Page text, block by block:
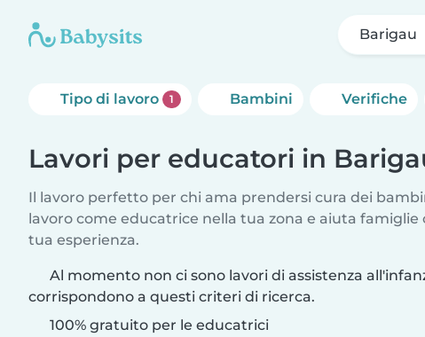
Barigau
Tipo di lavoro 1 Bambini Verifiche
Lavori per educatori in
Il lavoro perfetto per chi ama prendersi cura dei
lavoro come educatrice nella tua zona e aiuta famiglie
tua esperienza.
Al momento non ci sono lavori di assistenza
corrispondono a questi criteri di ricerca.
100% gratuito per le educatrici